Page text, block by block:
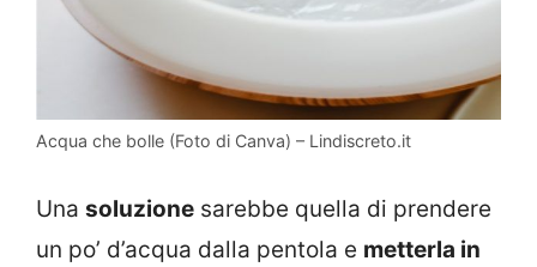
Acqua che bolle (Foto di Canva) – Lindiscreto.it
Una soluzione sarebbe quella di prendere
un po’ d’acqua dalla pentola e metterla in